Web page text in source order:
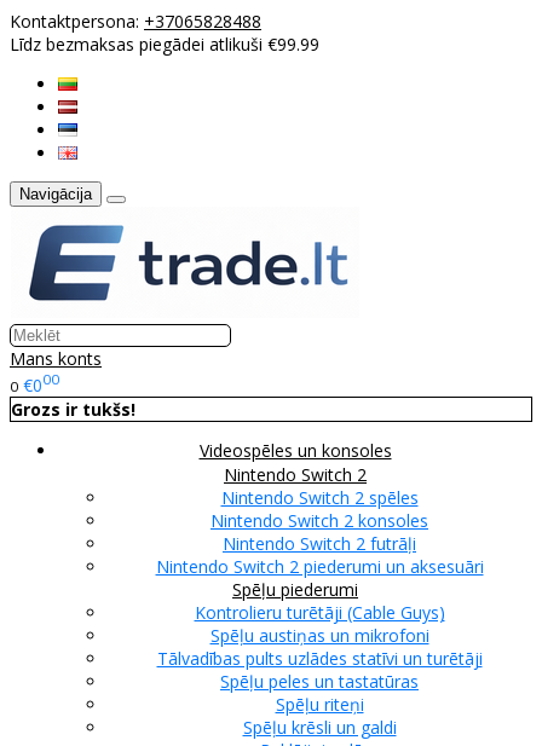
Kontaktpersona: +37065828488
Līdz bezmaksas piegādei atlikuši €99.99
Navigācija
Mans konts
0 €000
Grozs ir tukšs!
Videospēles un konsoles
Nintendo Switch 2
Nintendo Switch 2 spēles
Nintendo Switch 2 konsoles
Nintendo Switch 2 futrāļi
Nintendo Switch 2 piederumi un aksesuāri
Spēļu piederumi
Kontrolieru turētāji (Cable Guys)
Spēļu austiņas un mikrofoni
Tālvadības pults uzlādes statīvi un turētāji
Spēļu peles un tastatūras
Spēļu riteņi
Spēļu krēsli un galdi